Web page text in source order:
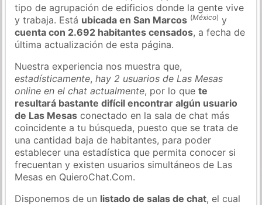
tipo de agrupación de edificios donde la gente vive
y trabaja. Está ubicada en San Marcos (México) y
cuenta con 2.692 habitantes censados, a fecha de
última actualización de esta página.
Nuestra experiencia nos muestra que,
estadísticamente,hay 2 usuarios de Las Mesas
online en el chat actualmente, por lo quete
resultará bastante difícil encontrar algún usuario
de Las Mesas conectado en la sala de chat más
coincidente a tu búsqueda, puesto que se trata de
una cantidad baja de habitantes, para poder
establecer una estadística que permita conocer si
frecuentan y existen usuarios simultáneos de Las
Mesas en QuieroChat.Com.
Disponemos de un listado de salas de chat, el cual